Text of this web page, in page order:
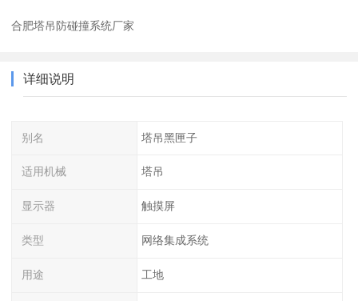
合肥塔吊防碰撞系统厂家
详细说明
别名 塔吊黑匣子
适用机械 塔吊
显示器 触摸屏
类型 网络集成系统
用途 工地